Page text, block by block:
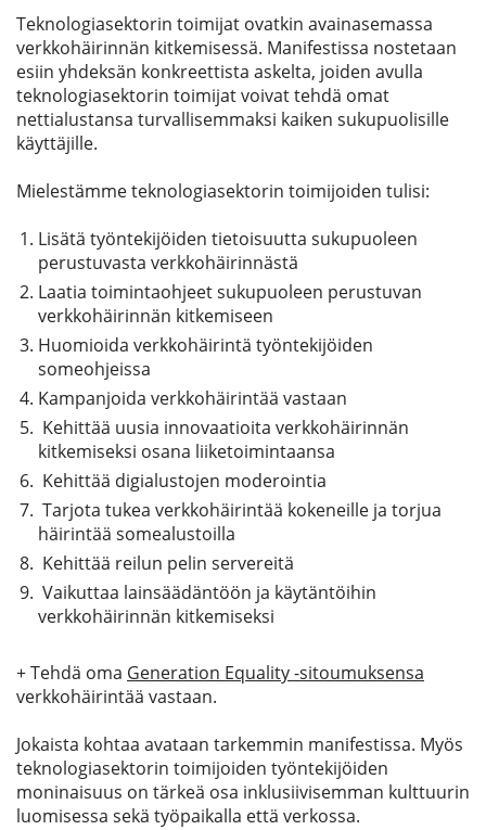
Teknologiasektorin toimijat ovatkin avainasemassa
verkkohäirinnän kitkemisessä. Manifestissa nostetaan
esiin yhdeksän konkreettista askelta, joiden avulla
teknologiasektorin toimijat voivat tehdä omat
nettialustansa turvallisemmaksi kaiken sukupuolisille
käyttäjille.
Mielestämme teknologiasektorin toimijoiden tulisi:
Lisätä työntekijöiden tietoisuutta sukupuoleen
perustuvasta verkkohäirinnästä
Laatia toimintaohjeet sukupuoleen perustuvan
verkkohäirinnän kitkemiseen
Huomioida verkkohäirintä työntekijöiden
someohjeissa
Kampanjoida verkkohäirintää vastaan
Kehittää uusia innovaatioita verkkohäirinnän
kitkemiseksi osana liiketoimintaansa
Kehittää digialustojen moderointia
Tarjota tukea verkkohäirintää kokeneille ja torjua
häirintää somealustoilla
Kehittää reilun pelin servereitä
Vaikuttaa lainsäädäntöön ja käytäntöihin
verkkohäirinnän kitkemiseksi
+ Tehdä oma Generation Equality -sitoumuksensa
verkkohäirintää vastaan.
Jokaista kohtaa avataan tarkemmin manifestissa. Myös
teknologiasektorin toimijoiden työntekijöiden
moninaisuus on tärkeä osa inklusiivisemman kulttuurin
luomisessa sekä työpaikalla että verkossa.